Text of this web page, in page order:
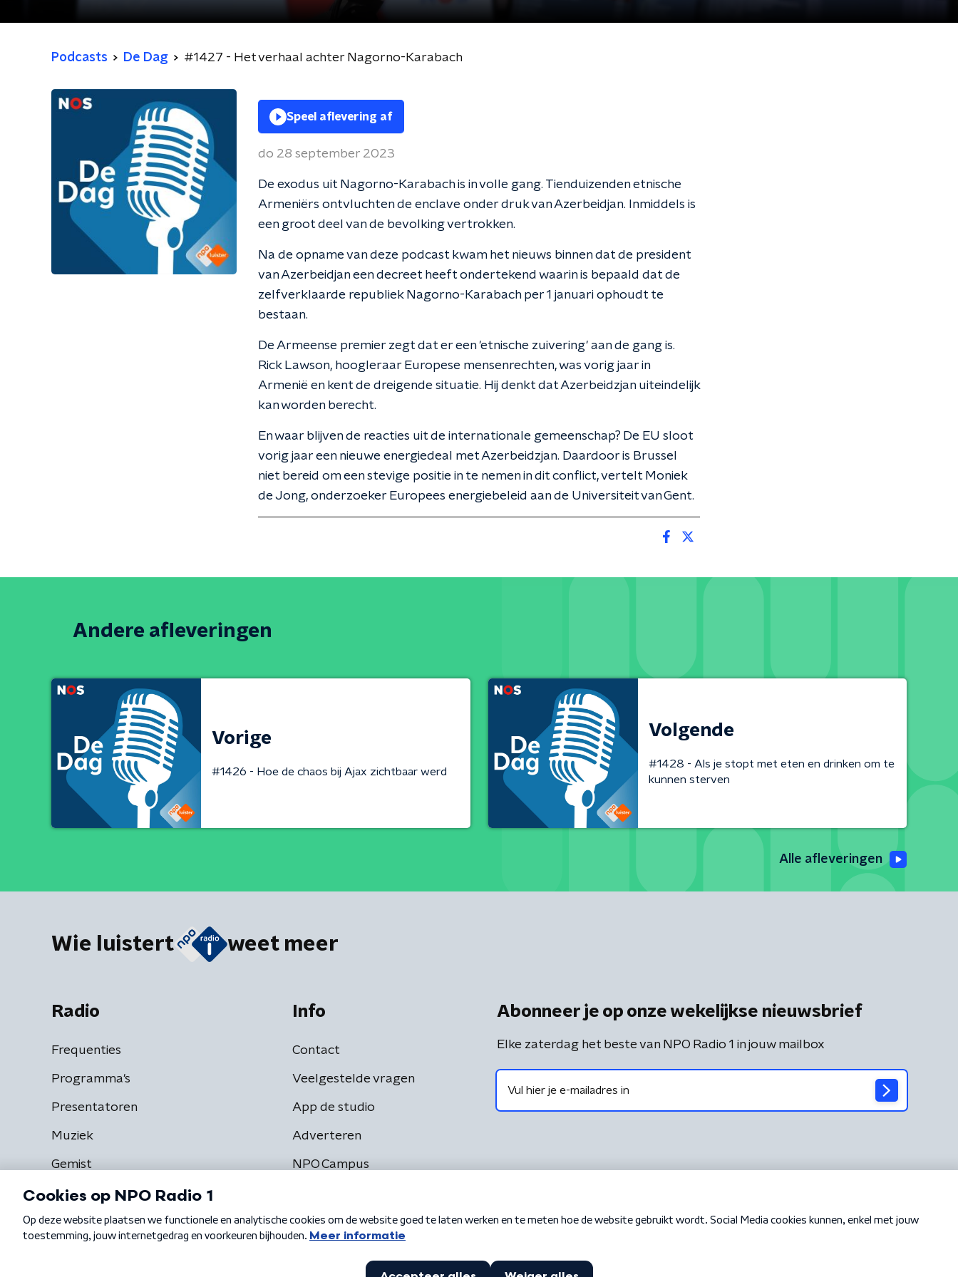
Podcasts De Dag #1427 - Het verhaal achter Nagorno-Karabach
Speel aflevering af
do 28 september 2023
De exodus uit Nagorno-Karabach is in volle gang. Tienduizenden etnische
Armeniërs ontvluchten de enclave onder druk van Azerbeidjan. Inmiddels is
een groot deel van de bevolking vertrokken.
Na de opname van deze podcast kwam het nieuws binnen dat de president
van Azerbeidjan een decreet heeft ondertekend waarin is bepaald dat de
zelfverklaarde republiek Nagorno-Karabach per 1 januari ophoudt te
bestaan.
De Armeense premier zegt dat er een 'etnische zuivering' aan de gang is.
Rick Lawson, hoogleraar Europese mensenrechten, was vorig jaar in
Armenië en kent de dreigende situatie. Hij denkt dat Azerbeidzjan uiteindelijk
kan worden berecht.
En waar blijven de reacties uit de internationale gemeenschap? De EU sloot
vorig jaar een nieuwe energiedeal met Azerbeidzjan. Daardoor is Brussel
niet bereid om een stevige positie in te nemen in dit conflict, vertelt Moniek
de Jong, onderzoeker Europees energiebeleid aan de Universiteit van Gent.
Andere afleveringen
Vorige
#1426 - Hoe de chaos bij Ajax zichtbaar werd
Volgende
#1428 - Als je stopt met eten en drinken om te
kunnen sterven
Alle afleveringen
Wie luistert weet meer
Radio
Frequenties
Programma's
Presentatoren
Muziek
Gemist
Info
Contact
Veelgestelde vragen
App de studio
Adverteren
NPO Campus
Abonneer je op onze wekelijkse nieuwsbrief
Elke zaterdag het beste van NPO Radio 1 in jouw mailbox
Algemene voorwaarden Privacybeleid